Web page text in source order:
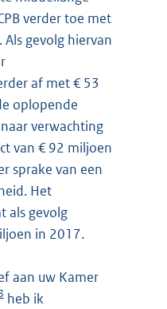
verder toe met
gevolg hiervan
af met € 53
oplopende
verwachting
van € 92 miljoen
sprake van een
Het
als gevolg
in 2017.
aan uw Kamer
3 heb ik